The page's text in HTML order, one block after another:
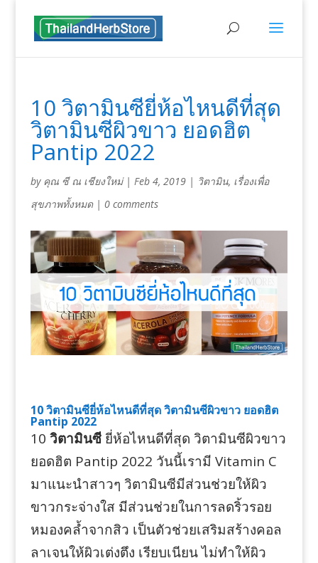
10 วิตามินซียี่ห้อไหนดีที่สุด
วิตามินซีผิวขาว ยอดฮิต
Pantip 2022
by คุณ ซี ณ เชียงใหม่| Feb 4, 2019| วิตามิน, เรื่องเพื่อ
สุขภาพทั้งหมด| 0 comments
10 วิตามินซียี่ห้อไหนดีที่สุด วิตามินซีผิวขาว ยอดฮิต
Pantip 2022
10 วิตามินซียี่ห้อไหนดีที่สุด วิตามินซีผิวขาว
ยอดฮิต Pantip 2022 วันนี้เรามี Vitamin C
มาแนะนำสาวๆ วิตามินซีมีส่วนช่วยให้ผิว
ขาวกระจ่างใส มีส่วนช่วยในการลดริ้วรอย
หมองคล้ำจากสิว เป็นตัวช่วยเสริมสร้างคอล
ลาเจนให้ผิวเต่งตึง เรียบเนียน ไม่ทำให้ผิว